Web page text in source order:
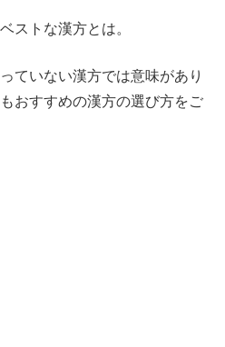
ストな漢方とは。
ていない漢方では意味があり
おすすめの漢方の選び方をご